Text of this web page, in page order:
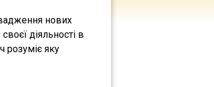
нових
діяльності в
розуміє яку